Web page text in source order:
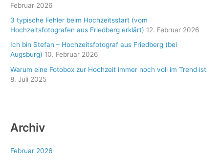
Februar 2026
3 typische Fehler beim Hochzeitsstart (vom
Hochzeitsfotografen aus Friedberg erklärt) 12. Februar 2026
Ich bin Stefan – Hochzeitsfotograf aus Friedberg (bei
Augsburg) 10. Februar 2026
Warum eine Fotobox zur Hochzeit immer noch voll im Trend ist
8. Juli 2025
Archiv
Februar 2026